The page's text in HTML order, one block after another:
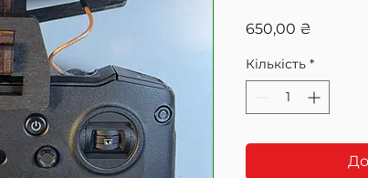
650,00 ₴
Кількість *